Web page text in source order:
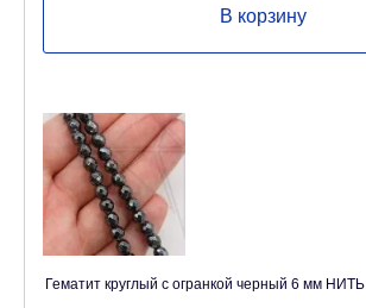
В корзину
Гематит круглый с огранкой черный 6 мм НИТЬ